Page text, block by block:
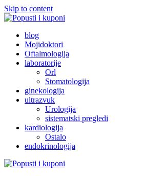
Skip to content
Popusti i kuponi
Popusti Beograd
blog
Mojidoktori
Oftalmologija
laboratorije
Orl
Stomatologija
ginekologija
ultrazvuk
Urologija
sistematski pregledi
kardiologija
Ostalo
endokrinologija